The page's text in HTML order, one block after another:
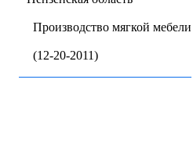
Производство мягкой мебели
(12-20-2011)